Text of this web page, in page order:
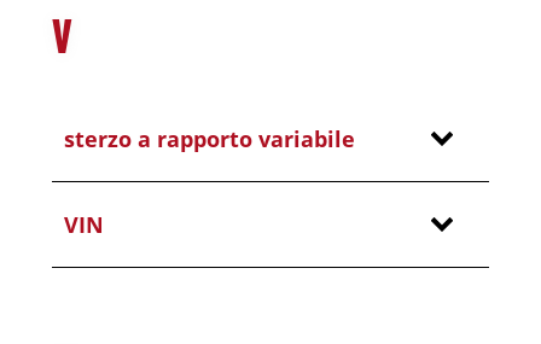
V
sterzo a rapporto variabile
VIN